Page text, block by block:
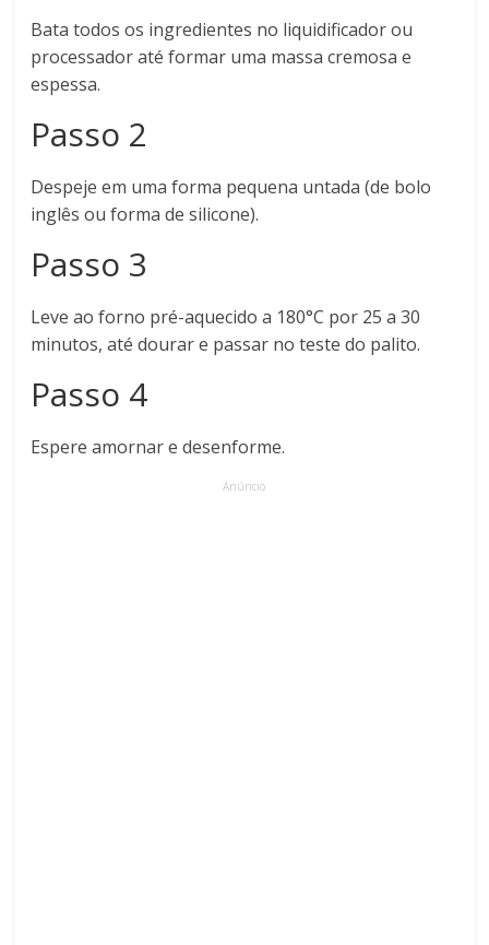
Bata todos os ingredientes no liquidificador ou
processador até formar uma massa cremosa e
espessa.
Passo 2
Despeje em uma forma pequena untada (de bolo
inglês ou forma de silicone).
Passo 3
Leve ao forno pré-aquecido a 180°C por 25 a 30
minutos, até dourar e passar no teste do palito.
Passo 4
Espere amornar e desenforme.
Anúncio